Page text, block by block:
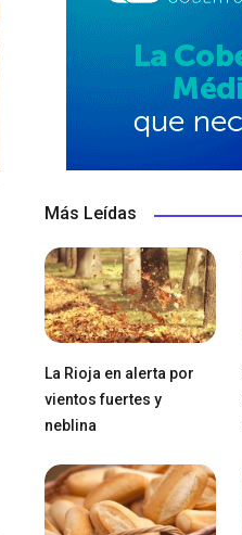
Más Leídas
La Rioja en alerta por
vientos fuertes y
neblina